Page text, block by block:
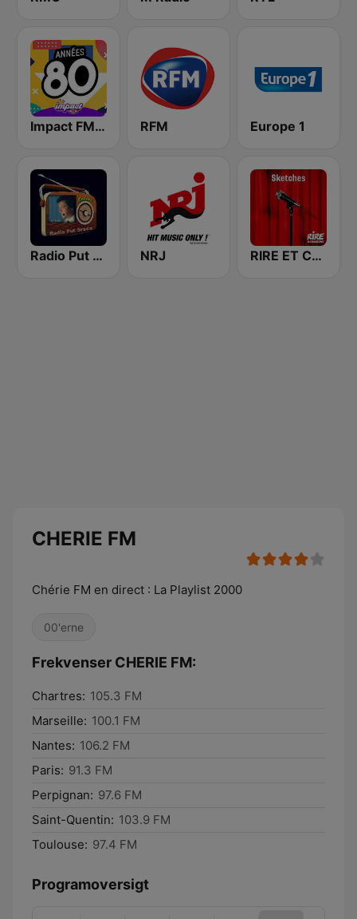
Impact FM - Années 80 RFM Europe 1
Radio Put Sreće NRJ RIRE ET CHANSONS SKETCHES
CHERIE FM
Chérie FM en direct : La Playlist 2000
00'erne
Frekvenser CHERIE FM:
Chartres: 105.3 FM
Marseille: 100.1 FM
Nantes: 106.2 FM
Paris: 91.3 FM
Perpignan: 97.6 FM
Saint-Quentin: 103.9 FM
Toulouse: 97.4 FM
Programoversigt